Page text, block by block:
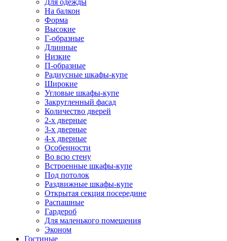
Для одежды
На балкон
Форма
Высокие
Г-образные
Длинные
Низкие
П-образные
Радиусные шкафы-купе
Широкие
Угловые шкафы-купе
Закругленный фасад
Количество дверей
2-х дверные
3-х дверные
4-х дверные
Особенности
Во всю стену
Встроенные шкафы-купе
Под потолок
Раздвижные шкафы-купе
Открытая секция посередине
Распашные
Гардероб
Для маленького помещения
Эконом
Гостиные